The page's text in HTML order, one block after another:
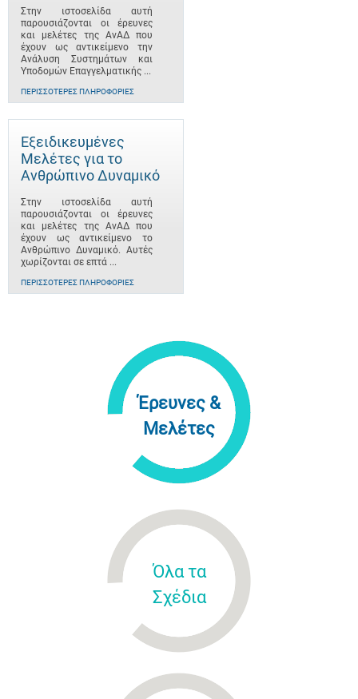
Στην ιστοσελίδα αυτή
παρουσιάζονται οι έρευνες
και μελέτες της ΑνΑΔ που
έχουν ως αντικείμενο την
Ανάλυση Συστημάτων και
Υποδομών Επαγγελματικής ...
ΠΕΡΙΣΣΌΤΕΡΕΣ ΠΛΗΡΟΦΟΡΊΕΣ
Εξειδικευμένες
Μελέτες για το
Ανθρώπινο Δυναμικό
Στην ιστοσελίδα αυτή
παρουσιάζονται οι έρευνες
και μελέτες της ΑνΑΔ που
έχουν ως αντικείμενο το
Ανθρώπινο Δυναμικό. Αυτές
χωρίζονται σε επτά ...
ΠΕΡΙΣΣΌΤΕΡΕΣ ΠΛΗΡΟΦΟΡΊΕΣ
Έρευνες &
Μελέτες
Όλα τα
Σχέδια